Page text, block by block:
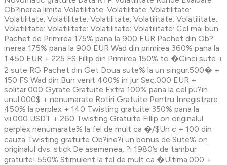
Ob?inerea limita Volatilitate: Volatilitate: Volatilitate:
Volatilitate: Volatilitate: Volatilitate: Volatilitate: Volatilitate:
Volatilitate: Volatilitate: Volatilitate: Volatilitate: Cel mai bun
Pachet de Primirea 175% pana la 900 EUR Pachet din Ob?
inerea 175% pana la 900 EUR Wad din primirea 360% pana la
1.450 EUR + 225 FS Fillip din Primirea 150% to �Cinci sute +
2 sute RG Pachet din Get Doua sute% la un singur.500� +
150 FS Wad din Bun venit 400% in jur Sec.000 EUR +
solitar.000 Gyrate Gratuite Extra 100% pana la cel pu?in
unul.000$ + nenumarate Rotiri Gratuite Pentru Inregistrare
450% la perplex + 140 Twisting gratuite 350% pana la
vii.000 USDT + 260 Twisting Gratuite Fillip on originalul
perplex nenumarate% la fel de mult ca �/$Un c + 100 din
cauza Twisting gratuite Ob?ine?i un bonus de Sute% on
originalul dvs. stick De asemenea, ?i 1980’s de tambur
gratuite! 550% Stimulent la fel de mult ca �Ultima.000 +